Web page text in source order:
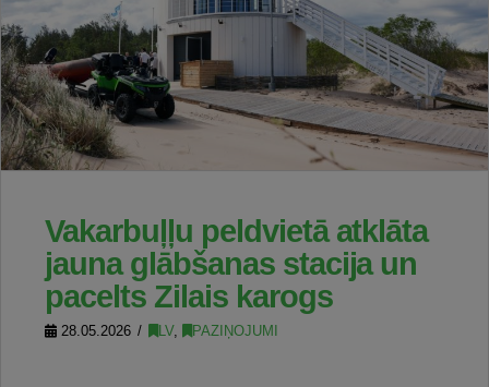
Vakarbuļļu peldvietā atklāta
jauna glābšanas stacija un
pacelts Zilais karogs
28.05.2026 LV, PAZIŅOJUMI